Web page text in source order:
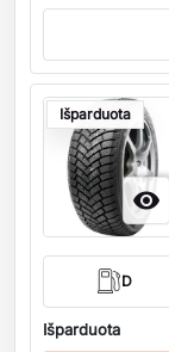
Išparduota

D
Išparduota
Kiekis